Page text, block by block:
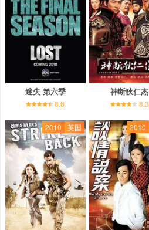
迷失 第六季
8.6
神断狄仁杰
8.3
2010 英国 2010